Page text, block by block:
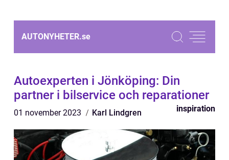
AUTONYHETER.se
Autoexperten i Jönköping: Din
partner i bilservice och reparationer
01 november 2023 Karl Lindgren inspiration